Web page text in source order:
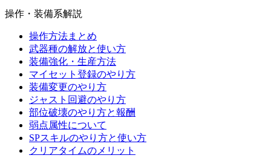
操作・装備系解説
操作方法まとめ
武器種の解放と使い方
装備強化・生産方法
マイセット登録のやり方
装備変更のやり方
ジャスト回避のやり方
部位破壊のやり方と報酬
弱点属性について
SPスキルのやり方と使い方
クリアタイムのメリット